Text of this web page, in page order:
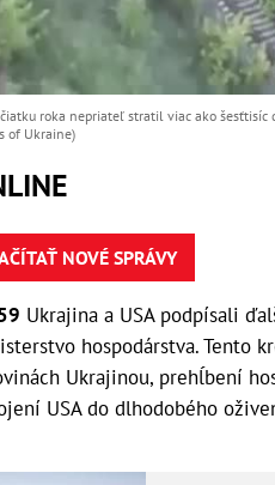
roka nepriateľ stratil viac ako
of Ukraine)
NOVÉ SPRÁVY
Ukrajina a USA podpísali
hospodárstva. Tento
Ukrajinou, prehĺbení
USA do dlhodobého